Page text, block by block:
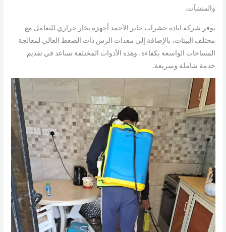
والمنشآت.
توفر شركة اباده حشرات جابر الأحمد أجهزة بخار حراري للتعامل مع
مختلف البيئات، بالإضافة إلى معدات الرش ذات الضغط العالي لمعالجة
المساحات الواسعة بكفاءة، وهذه الأدوات المختلفة تساعد في تقديم
خدمة شاملة وسريعة.